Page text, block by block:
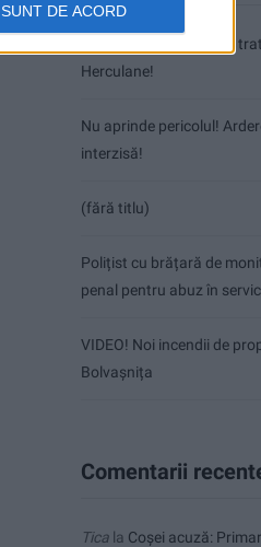
SUNT DE ACORD
Coșei acuză: Primar cu
Herculane!
Nu aprinde pericolul!
interzisă!
(fără titlu)
Polițist cu brățară de
penal pentru abuz în
VIDEO! Noi incendii de
Bolvașnița
Comentarii
Tica la Coșei acuză: